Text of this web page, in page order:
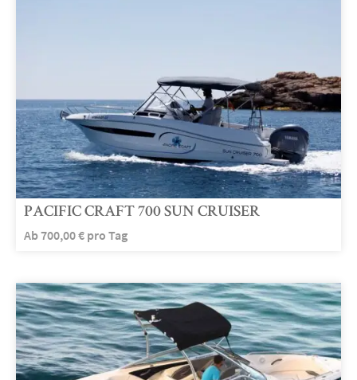
PACIFIC CRAFT 700 SUN CRUISER
Ab700,00€ pro Tag